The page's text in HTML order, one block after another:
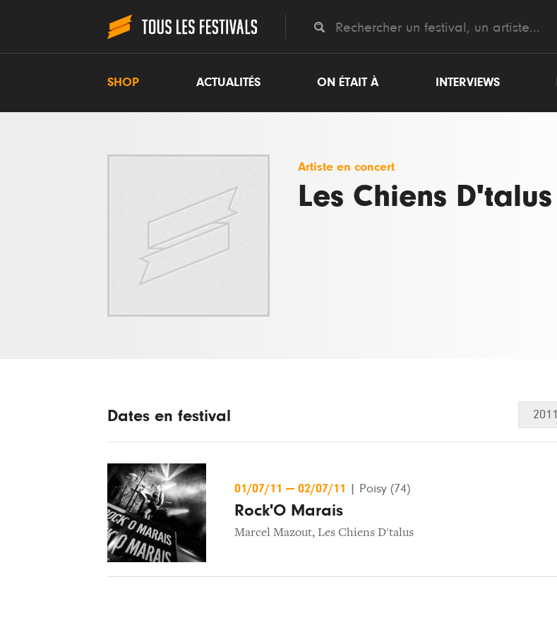
SHOP ACTUALITÉS ON ÉTAIT À INTERVIEWS
Artiste en concert
Les Chiens D'talus
Dates en festival 2011
01/07/11 — 02/07/11 Poisy (74)
Rock'O Marais
Marcel Mazout, Les Chiens D'talus